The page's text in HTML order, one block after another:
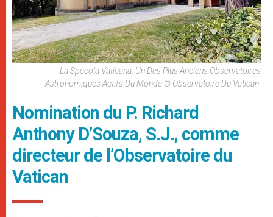
La Specola Vaticana, Un Des Plus Anciens Observatoires
Astronomiques Actifs Du Monde © Observatoire Du Vatican
Nomination du P. Richard
Anthony D’Souza, S.J., comme
directeur de l’Observatoire du
Vatican